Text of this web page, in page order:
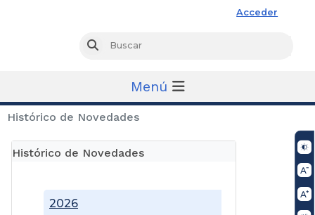
Acceder
Buscar
Menú
Histórico de Novedades
Histórico de Novedades
2026